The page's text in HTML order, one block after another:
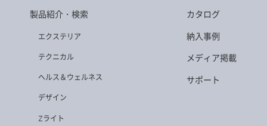
製品紹介・検索
エクステリア
テクニカル
ヘルス＆ウェルネス
デザイン
Zライト
カタログ
納入事例
メディア掲載
サポート